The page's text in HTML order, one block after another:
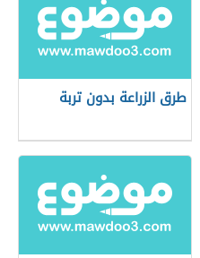
طرق الزراعة بدون تربة